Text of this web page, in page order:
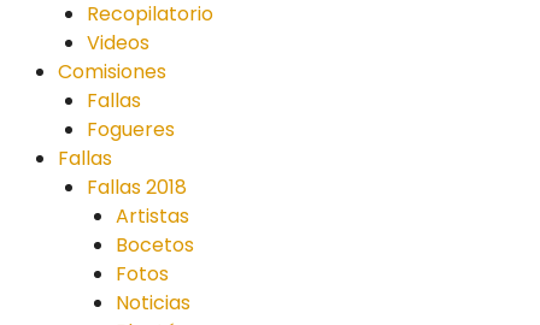
Recopilatorio
Videos
Comisiones
Fallas
Fogueres
Fallas
Fallas 2018
Artistas
Bocetos
Fotos
Noticias